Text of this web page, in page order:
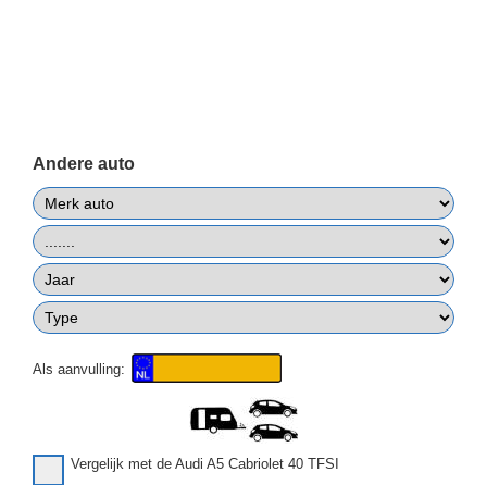
Andere auto
Als aanvulling:
Vergelijk met de Audi A5 Cabriolet 40 TFSI